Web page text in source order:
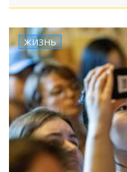
ЖИЗНЬ